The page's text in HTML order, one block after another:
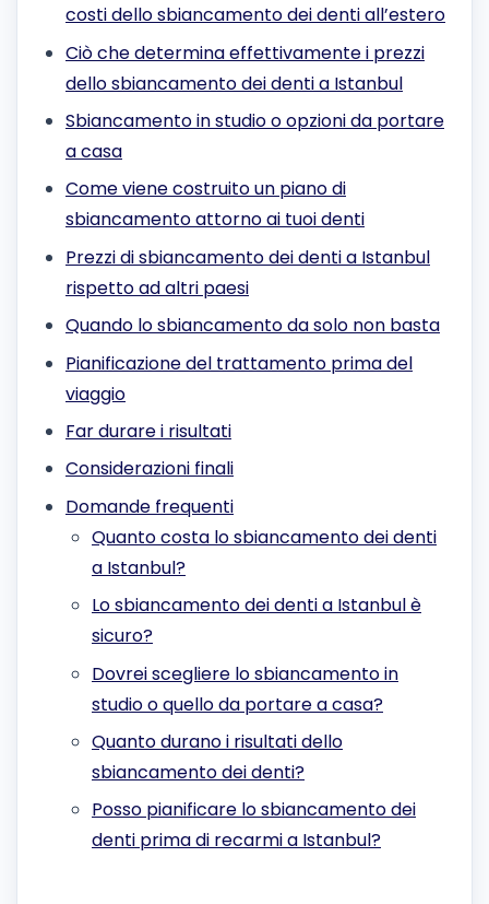
costi dello sbiancamento dei denti all’estero
Ciò che determina effettivamente i prezzi
dello sbiancamento dei denti a Istanbul
Sbiancamento in studio o opzioni da portare
a casa
Come viene costruito un piano di
sbiancamento attorno ai tuoi denti
Prezzi di sbiancamento dei denti a Istanbul
rispetto ad altri paesi
Quando lo sbiancamento da solo non basta
Pianificazione del trattamento prima del
viaggio
Far durare i risultati
Considerazioni finali
Domande frequenti
Quanto costa lo sbiancamento dei denti
a Istanbul?
Lo sbiancamento dei denti a Istanbul è
sicuro?
Dovrei scegliere lo sbiancamento in
studio o quello da portare a casa?
Quanto durano i risultati dello
sbiancamento dei denti?
Posso pianificare lo sbiancamento dei
denti prima di recarmi a Istanbul?